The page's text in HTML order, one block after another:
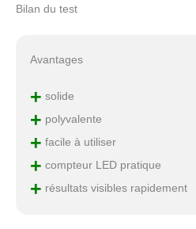
Bilan du test
Avantages
+ solide
+ polyvalente
+ facile à utiliser
+ compteur LED pratique
+ résultats visibles rapidement